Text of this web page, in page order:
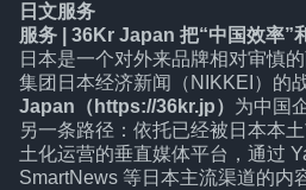
日文服务
服务 | 36Kr Japan 把“中国效率”
日本是一个对外来品牌相对审慎
集团日本经济新闻（NIKKEI）
Japan（https://36kr.jp） 为中国
另一条路径：依托已经被日本本
土化运营的垂直媒体平台，通过
SmartNews 等日本主流渠道的内